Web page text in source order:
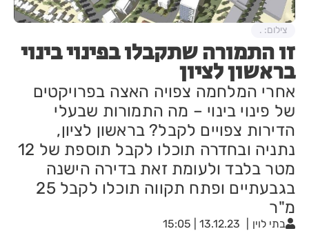
זו התמורה שתקבלו בפינוי בינוי
בראשון לציון
אחרי המלחמה צפויה האצה בפרויקטים
של פינוי בינוי – מה התמורות שבעלי
הדירות צפויים לקבל? בראשון לציון,
נתניה ובחדרה תוכלו לקבל תוספת של 12
מטר בלבד ולעומת זאת בדירה הישנה
בגבעתיים ופתח תקווה תוכלו לקבל 25
מ"ר
בתי לוין 13.12.23 | 15:05
צילום: .